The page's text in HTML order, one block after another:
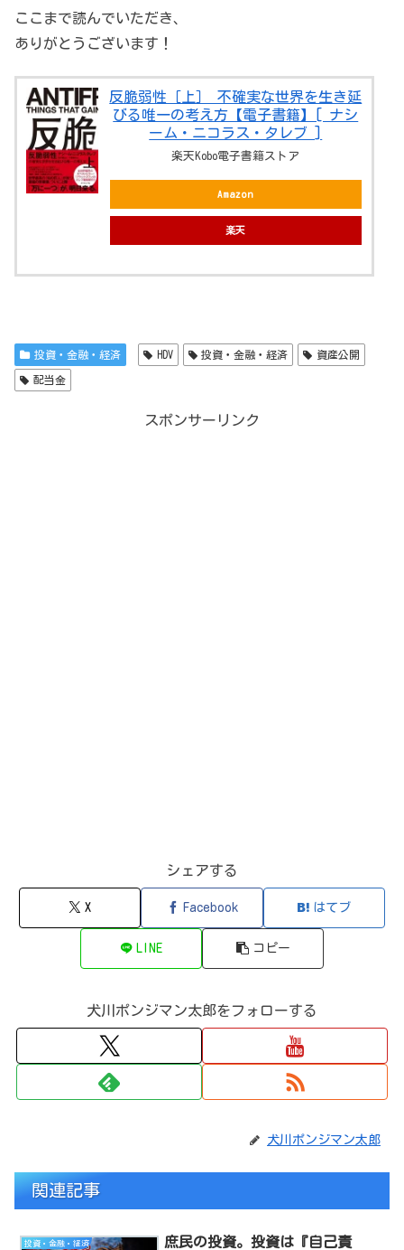
ここまで読んでいただき、
ありがとうございます！
反脆弱性［上］ 不確実な世界を生き延
びる唯一の考え方【電子書籍】[ ナシ
ーム・ニコラス・タレブ ]
楽天Kobo電子書籍ストア
Amazon
楽天
投資・金融・経済 HDV 投資・金融・経済 資産公開
配当金
スポンサーリンク
シェアする
X Facebook はてブ
LINE コピー
犬川ポンジマン太郎をフォローする
犬川ポンジマン太郎
関連記事
投資・金融・経済
庶民の投資。投資は『自己責